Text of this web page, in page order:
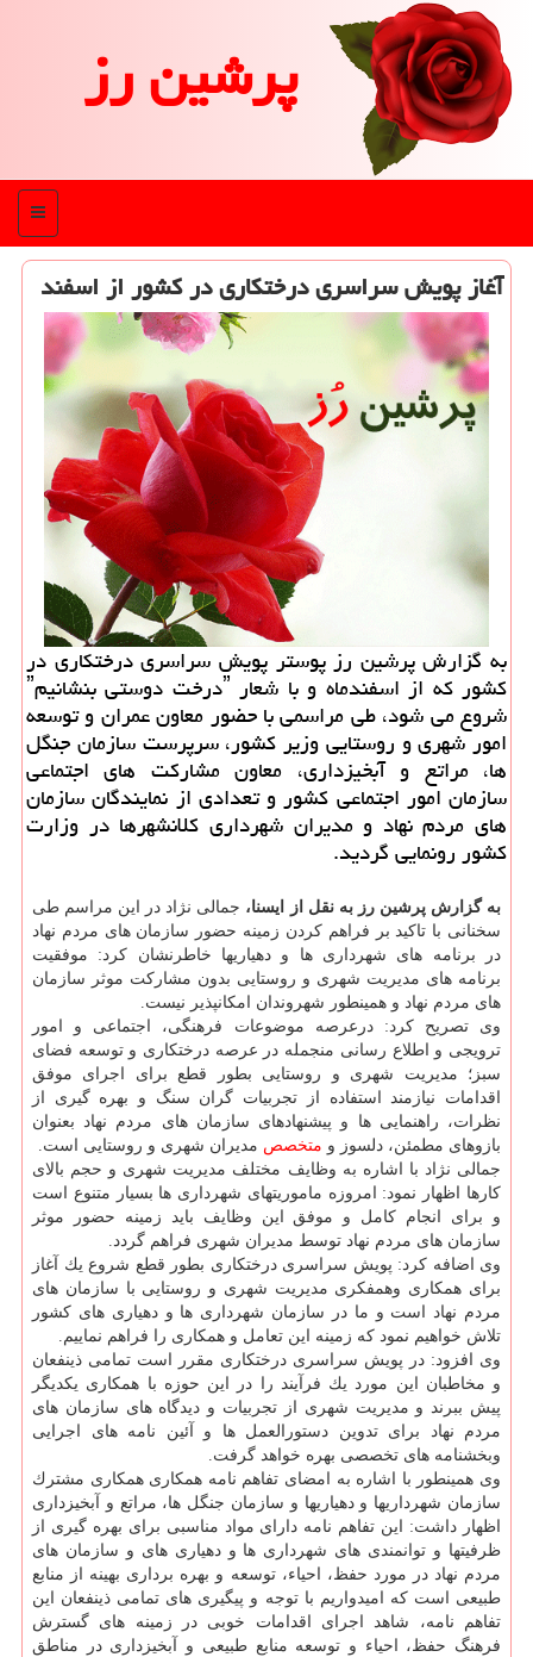
پرشین رز
منو
آغاز پویش سراسری درختكاری در كشور از اسفند
به گزارش پرشین رز پوستر پویش سراسری درختكاری در
كشور كه از اسفندماه و با شعار ˮدرخت دوستی بنشانیمˮ
شروع می شود، طی مراسمی با حضور معاون عمران و توسعه
امور شهری و روستایی وزیر كشور، سرپرست سازمان جنگل
ها، مراتع و آبخیزداری، معاون مشاركت های اجتماعی
سازمان امور اجتماعی كشور و تعدادی از نمایندگان سازمان
های مردم نهاد و مدیران شهرداری كلانشهرها در وزارت
كشور رونمایی گردید.
به گزارش پرشین رز به نقل از ایسنا، جمالی نژاد در این مراسم طی
سخنانی با تاكید بر فراهم كردن زمینه حضور سازمان های مردم نهاد
در برنامه های شهرداری ها و دهیاریها خاطرنشان كرد: موفقیت
برنامه های مدیریت شهری و روستایی بدون مشاركت موثر سازمان
های مردم نهاد و همینطور شهروندان امكانپذیر نیست.
وی تصریح كرد: درعرصه موضوعات فرهنگی، اجتماعی و امور
ترویجی و اطلاع رسانی منجمله در عرصه درختكاری و توسعه فضای
سبز؛ مدیریت شهری و روستایی بطور قطع برای اجرای موفق
اقدامات نیازمند استفاده از تجربیات گران سنگ و بهره گیری از
نظرات، راهنمایی ها و پیشنهادهای سازمان های مردم نهاد بعنوان
بازوهای مطمئن، دلسوز و متخصص مدیران شهری و روستایی است.
جمالی نژاد با اشاره به وظایف مختلف مدیریت شهری و حجم بالای
كارها اظهار نمود: امروزه ماموریتهای شهرداری ها بسیار متنوع است
و برای انجام كامل و موفق این وظایف باید زمینه حضور موثر
سازمان های مردم نهاد توسط مدیران شهری فراهم گردد.
وی اضافه كرد: پویش سراسری درختكاری بطور قطع شروع یك آغاز
برای همكاری وهمفكری مدیریت شهری و روستایی با سازمان های
مردم نهاد است و ما در سازمان شهرداری ها و دهیاری های كشور
تلاش خواهیم نمود كه زمینه این تعامل و همكاری را فراهم نماییم.
وی افزود: در پویش سراسری درختكاری مقرر است تمامی ذینفعان
و مخاطبان این مورد یك فرآیند را در این حوزه با همكاری یكدیگر
پیش ببرند و مدیریت شهری از تجربیات و دیدگاه های سازمان های
مردم نهاد برای تدوین دستورالعمل ها و آئین نامه های اجرایی
وبخشنامه های تخصصی بهره خواهد گرفت.
وی همینطور با اشاره به امضای تفاهم نامه همكاری همكاری مشترك
سازمان شهرداریها و دهیاریها و سازمان جنگل ها، مراتع و آبخیزداری
اظهار داشت: این تفاهم نامه دارای مواد مناسبی برای بهره گیری از
ظرفیتها و توانمندی های شهرداری ها و دهیاری های و سازمان های
مردم نهاد در مورد حفظ، احیاء، توسعه و بهره برداری بهینه از منابع
طبیعی است كه امیدواریم با توجه و پیگیری های تمامی ذینفعان این
تفاهم نامه، شاهد اجرای اقدامات خوبی در زمینه های گسترش
فرهنگ حفظ، احیاء و توسعه منابع طبیعی و آبخیزداری در مناطق